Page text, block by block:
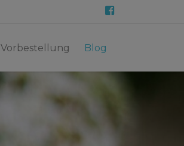
Vorbestellung Blog